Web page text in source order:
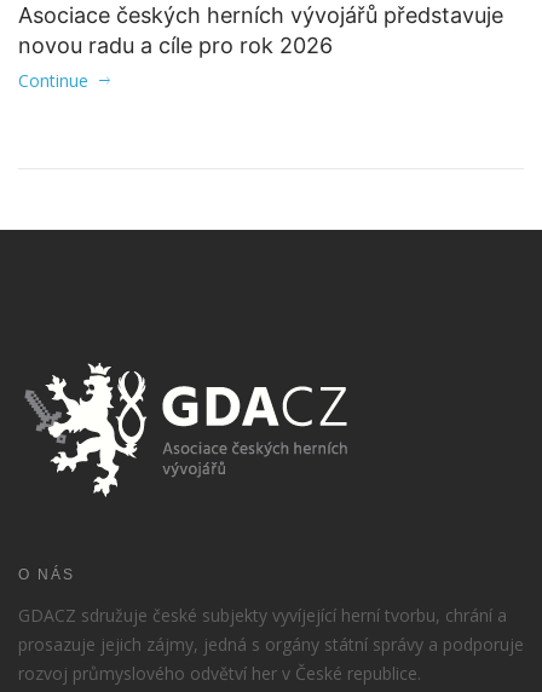
Asociace českých herních vývojářů představuje
novou radu a cíle pro rok 2026
Continue
O NÁS
GDACZ sdružuje české subjekty vyvíjející herní tvorbu, chrání a
prosazuje jejich zájmy, jedná s orgány státní správy a podporuje
rozvoj průmyslového odvětví her v České republice.